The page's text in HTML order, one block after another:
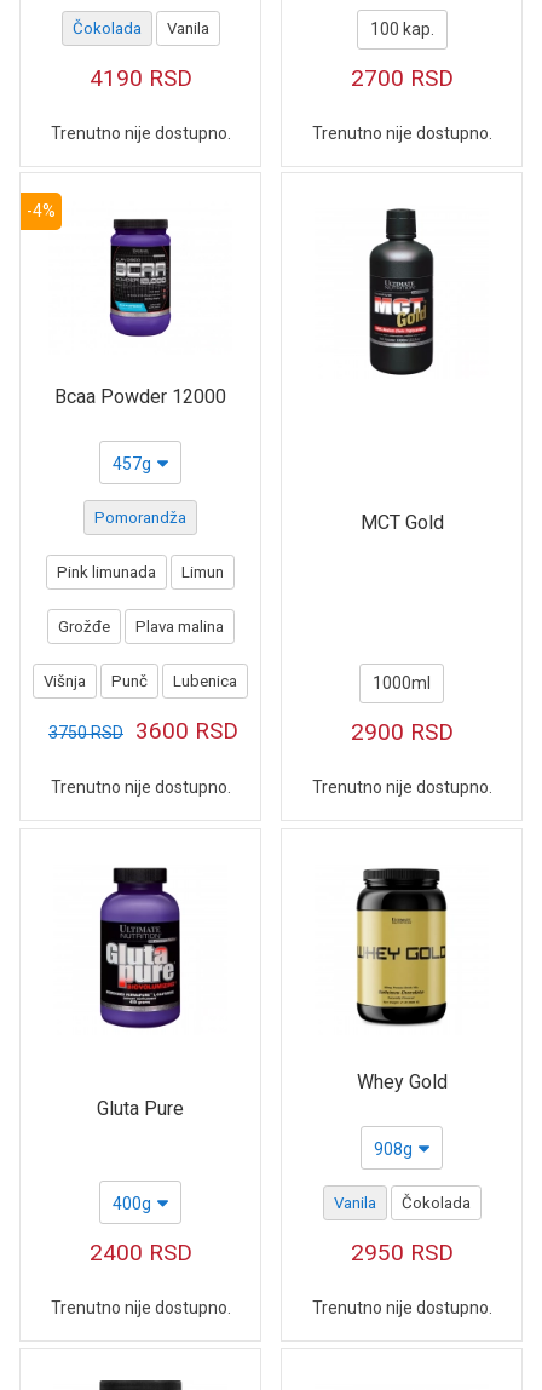
Čokolada Vanila
4190 RSD
Trenutno nije dostupno.
100 kap.
2700 RSD
Trenutno nije dostupno.
-4%
Bcaa Powder 12000
457g
Pomorandža
Pink limunada Limun
Grožđe Plava malina
Višnja Punč Lubenica
3750RSD 3600 RSD
Trenutno nije dostupno.
MCT Gold
1000ml
2900 RSD
Trenutno nije dostupno.
Gluta Pure
400g
2400 RSD
Trenutno nije dostupno.
Whey Gold
908g
Vanila Čokolada
2950 RSD
Trenutno nije dostupno.